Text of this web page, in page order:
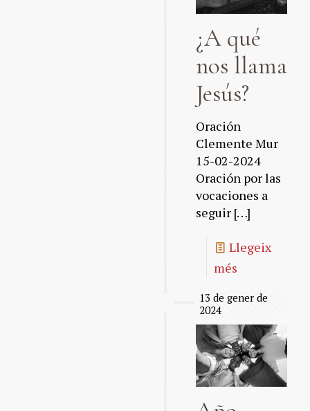
¿A qué
nos llama
Jesús?
Oración
Clemente Mur
15-02-2024
Oración por las
vocaciones a
seguir […]
Llegeix
més
13 de gener de
2024